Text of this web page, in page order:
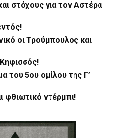
στόχους για τον Αστέρα
οι Τρούμπουλος και
του 5ου ομίλου της Γ’
φθιωτικό ντέρμπι!